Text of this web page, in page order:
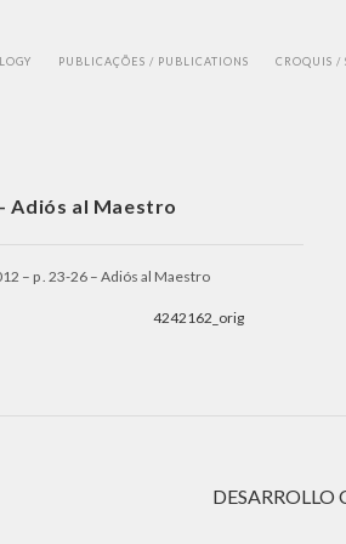
PUBLICAÇÕES / PUBLICATIONS CROQUIS /
Adiós al Maestro
– p . 23-26 – Adiós al Maestro